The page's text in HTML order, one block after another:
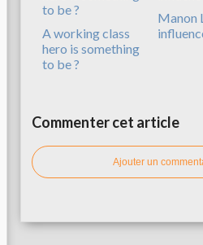
A working class
hero is something
to be ?
Manon
Commenter cet article
Ajouter un